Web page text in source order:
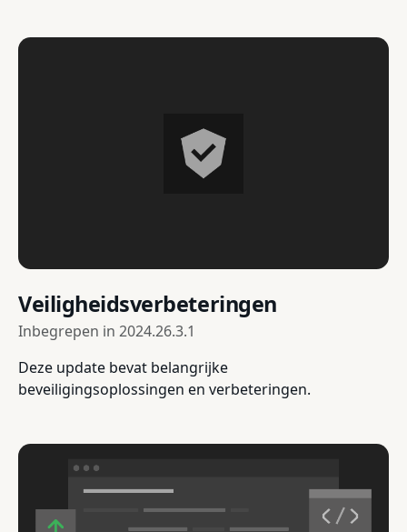
Veiligheidsverbeteringen
Inbegrepen in 2024.26.3.1
Deze update bevat belangrijke
beveiligingsoplossingen en verbeteringen.